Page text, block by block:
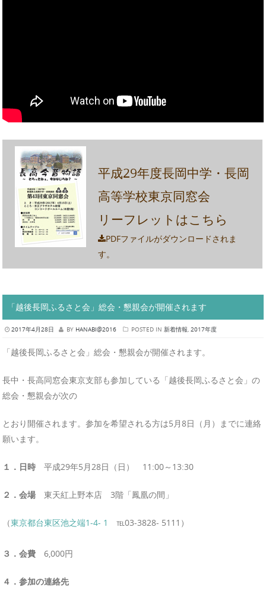
平成29年度長岡中学・長岡
高等学校東京同窓会
リーフレットはこちら
PDFファイルがダウンロードされま
す。
「越後長岡ふるさと会」総会・懇親会が開催されます
2017年4月28日 BY HANABI@2016 POSTED IN 新着情報, 2017年度
「越後長岡ふるさと会」総会・懇親会が開催されます。
長中・長高同窓会東京支部も参加している「越後長岡ふるさと会」の
総会・懇親会が次の
とおり開催されます。参加を希望される方は5月8日（月）までに連絡
願います。
１．日時 平成29年5月28日（日） 11:00～13:30
２．会場 東天紅上野本店 3階「鳳凰の間」
（東京都台東区池之端1-4- 1 ℡03-3828- 5111）
３．会費 6,000円
４．参加の連絡先